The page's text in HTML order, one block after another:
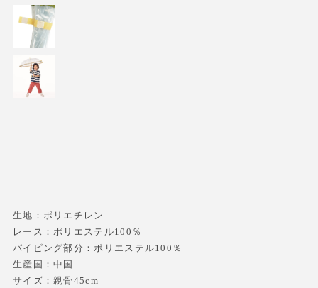
生地：ポリエチレン
レース：ポリエステル100％
パイピング部分：ポリエステル100％
生産国：中国
サイズ：親骨45cm